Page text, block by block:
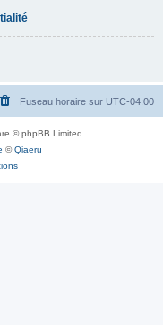
Fuseau horaire sur UTC-04:00
© phpBB Limited
©Qiaeru